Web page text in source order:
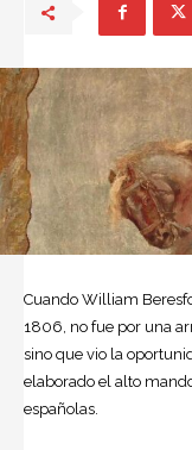
Cuando William
1806, no fue por una
sino que vio la
elaborado el alto
españolas.